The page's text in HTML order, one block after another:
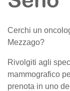
Cerchi un
Mezzago?
Rivolgiti agli
mammografico
prenota in uno